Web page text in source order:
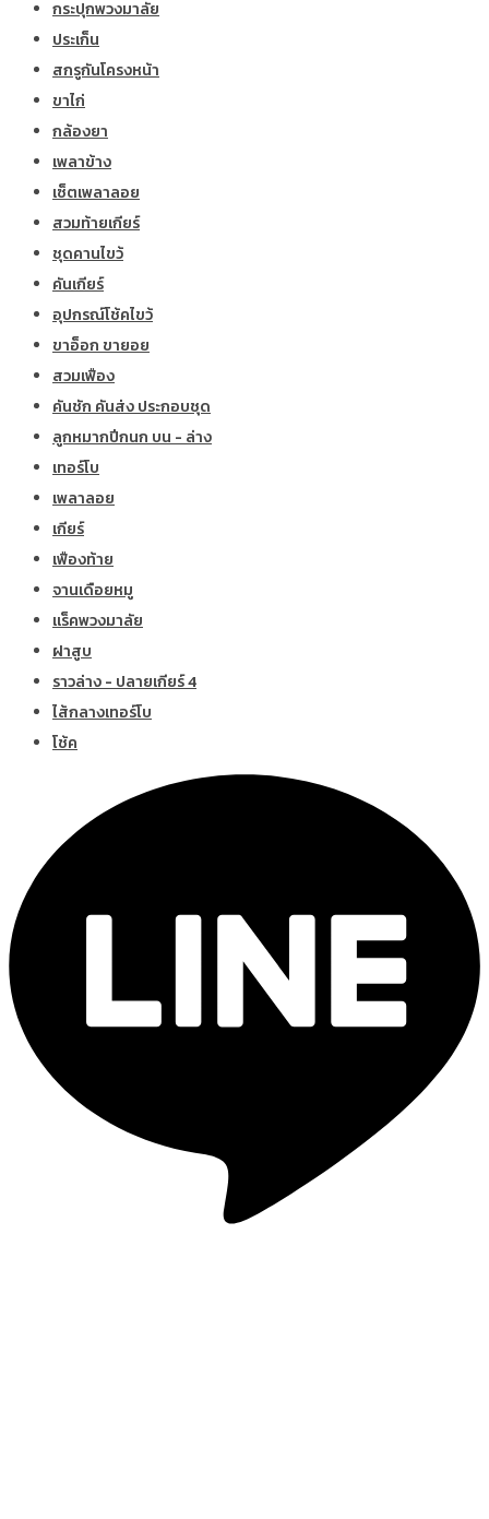
กระปุกพวงมาลัย
ประเก็น
สกรูกันโครงหน้า
ขาไก่
กล้องยา
เพลาข้าง
เซ็ตเพลาลอย
สวมท้ายเกียร์
ชุดคานไขว้
คันเกียร์
อุปกรณ์โช้คไขว้
ขาอ็อก ขายอย
สวมเฟือง
คันชัก คันส่ง ประกอบชุด
ลูกหมากปีกนก บน - ล่าง
เทอร์โบ
เพลาลอย
เกียร์
เฟืองท้าย
จานเดือยหมู
แร็คพวงมาลัย
ฝาสูบ
ราวล่าง - ปลายเกียร์ 4
ไส้กลางเทอร์โบ
โช้ค